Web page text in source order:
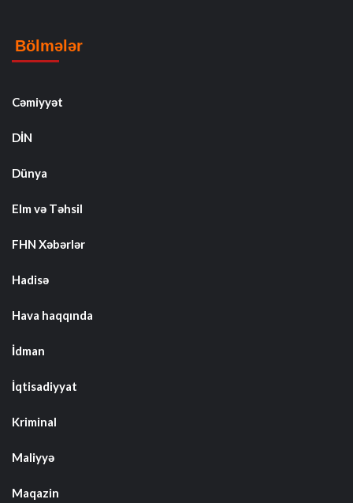
Bölmələr
Cəmiyyət
DİN
Dünya
Elm və Təhsil
FHN Xəbərlər
Hadisə
Hava haqqında
İdman
İqtisadiyyat
Kriminal
Maliyyə
Maqazin